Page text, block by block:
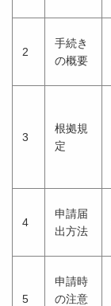
2
手続き
の概要
3
根拠規
定
4
申請届
出方法
5
申請時
の注意